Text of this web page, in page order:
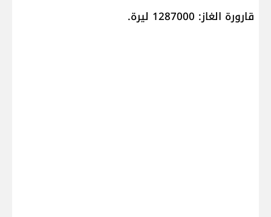
قارورة الغاز: 1287000 ليرة.